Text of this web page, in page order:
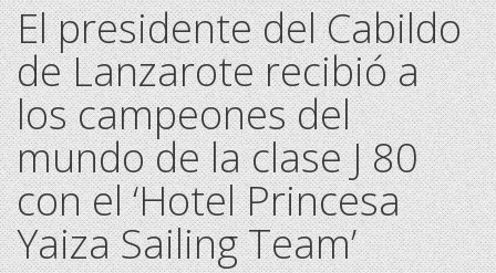
El presidente del Cabildo
de Lanzarote recibió a
los campeones del
mundo de la clase J 80
con el ‘Hotel Princesa
Yaiza Sailing Team’